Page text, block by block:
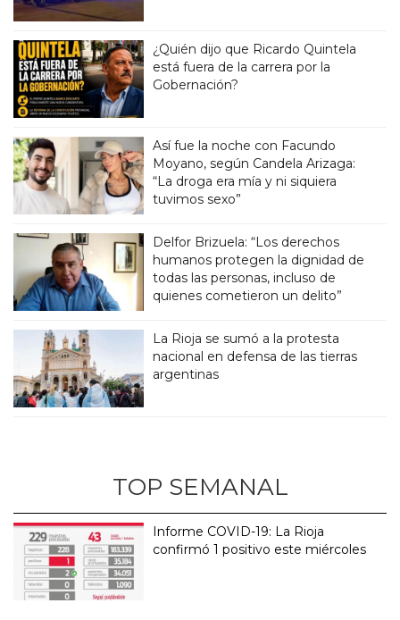
¿Quién dijo que Ricardo Quintela
está fuera de la carrera por la
Gobernación?
Así fue la noche con Facundo
Moyano, según Candela Arizaga:
“La droga era mía y ni siquiera
tuvimos sexo”
Delfor Brizuela: “Los derechos
humanos protegen la dignidad de
todas las personas, incluso de
quienes cometieron un delito”
La Rioja se sumó a la protesta
nacional en defensa de las tierras
argentinas
TOP SEMANAL
Informe COVID-19: La Rioja
confirmó 1 positivo este miércoles